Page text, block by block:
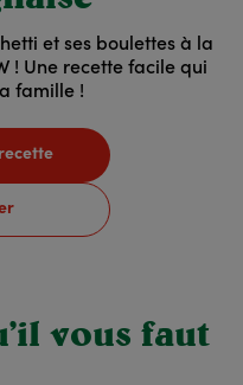
et ses boulettes à la
! Une recette facile qui
famille !
vous faut